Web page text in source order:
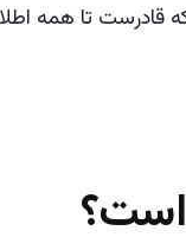
تا همه